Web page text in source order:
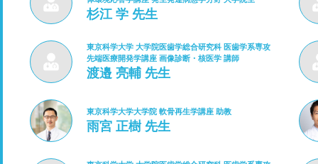
杉江 学 先生
東京科学大学 大学院医歯学総合研究科 医歯学系専攻
先端医療開発学講座 画像診断・核医学 講師
渡邉 亮輔 先生
東京科学大学大学院 軟骨再生学講座 助教
雨宮 正樹 先生